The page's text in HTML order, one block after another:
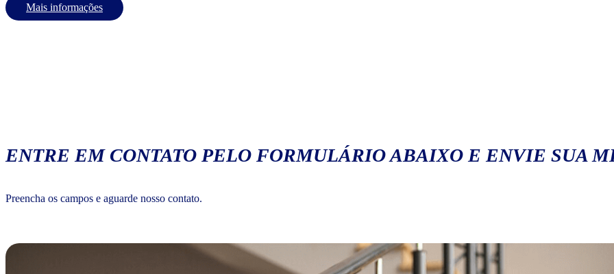
Mais informações
ENTRE EM CONTATO PELO FORMULÁRIO ABAIXO E ENVIE SUA
Preencha os campos e aguarde nosso contato.